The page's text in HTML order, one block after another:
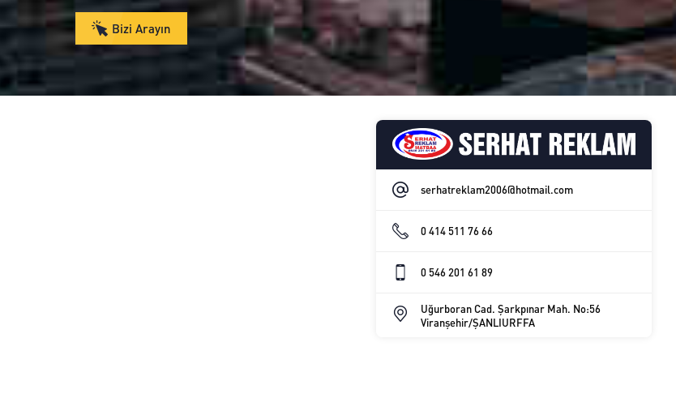
Bizi Arayın
serhatreklam2006@hotmail.com
0 414 511 76 66
0 546 201 61 89
Uğurboran Cad. Şarkpınar Mah. No:56
Viranşehir/ŞANLIURFFA